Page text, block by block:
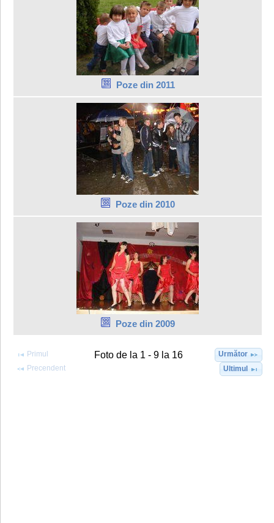
Poze din 2011
Poze din 2010
Poze din 2009
Primul
Precendent
Foto de la 1 - 9 la 16
Următor
Ultimul